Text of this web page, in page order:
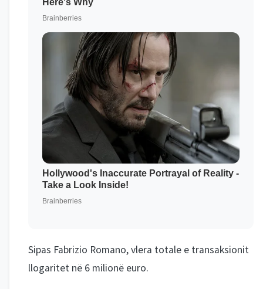
Sipas Fabrizio Romano, vlera totale e transaksionit
llogaritet në 6 milionë euro.